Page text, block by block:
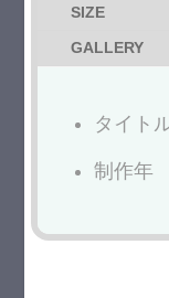
SIZE
GALLERY
タイト
制作年